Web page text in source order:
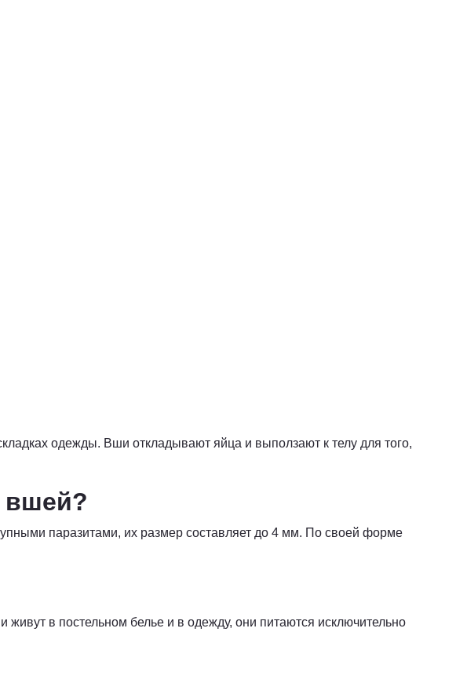
одежды. Вши откладывают яйца и выползают к телу для того,
вшей?
паразитами, их размер составляет до 4 мм. По своей форме
в постельном белье и в одежду, они питаются исключительно